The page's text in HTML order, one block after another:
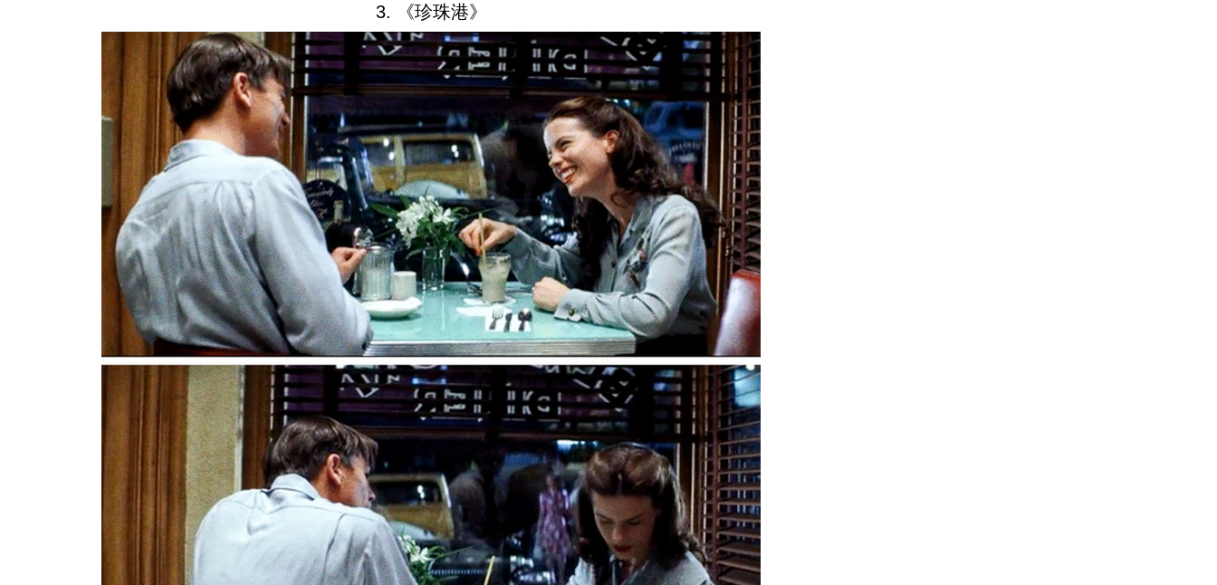
3. 《珍珠港》